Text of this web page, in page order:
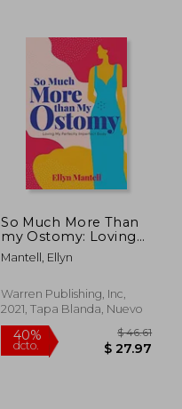
45%
dcto.
$
So Much More Than
my Ostomy: Loving
my Perfectly
Imperfect Body (en
Mantell, Ellyn
Warren Publishing, Inc,
2021, Tapa Blanda, Nuevo